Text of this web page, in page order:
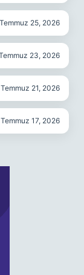
Temmuz 25, 2026
23, 2026
Temmuz 21, 2026
Temmuz 17, 2026